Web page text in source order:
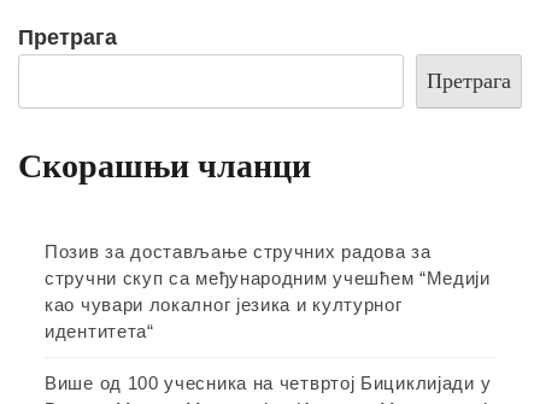
Претрага
Претрага
Скорашњи чланци
Позив за достављање стручних радова за
стручни скуп са међународним учешћем “Медији
као чувари локалног језика и културног
идентитета“
Више од 100 учесника на четвртој Бициклијади у